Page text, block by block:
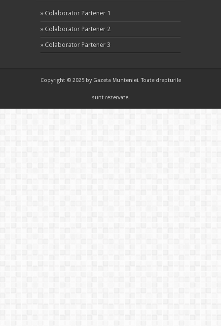
» Colaborator Partener 1
» Colaborator Partener 2
» Colaborator Partener 3
Copyright © 2025 by Gazeta Munteniei. Toate drepturile
sunt rezervate.